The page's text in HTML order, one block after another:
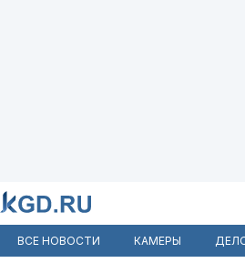
ВСЕ НОВОСТИ КАМЕРЫ